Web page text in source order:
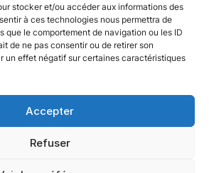
stocker et/ou accéder aux informations des
à ces technologies nous permettra de
que le comportement de navigation ou les ID
de ne pas consentir ou de retirer son
un effet négatif sur certaines caractéristiques
Accepter
Refuser